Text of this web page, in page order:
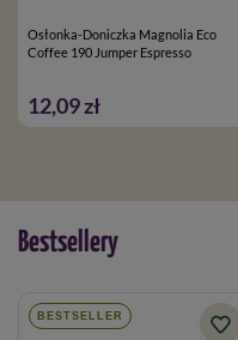
Osłonka-Doniczka Magnolia Eco
Coffee 190 Jumper Espresso
12,09 zł
Bestsellery
BESTSELLER